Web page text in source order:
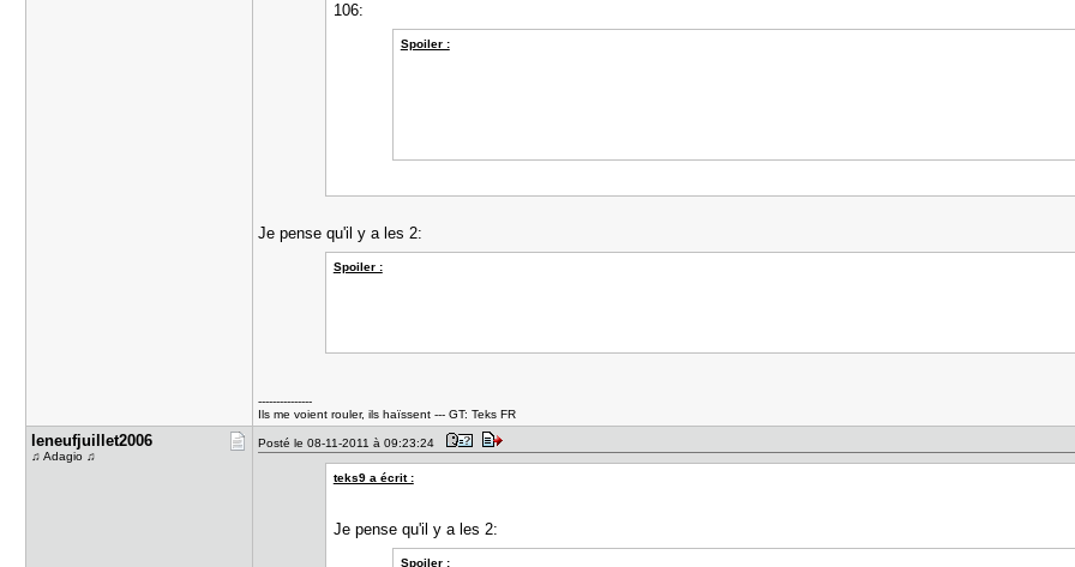
106:
Spoiler :
Je pense qu'il y a les 2:
Spoiler :
---------------
Ils me voient rouler, ils haïssent --- GT: Teks FR
leneufjuil​let2006
♫ Adagio ♫
Posté le 08-11-2011 à 09:23:24
teks9 a écrit :
Je pense qu'il y a les 2:
Spoiler :